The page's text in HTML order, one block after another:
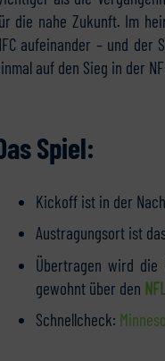
die nahe Zukunft. Im
aufeinander – und der
auf den Sieg in der
Spiel:
Kickoff ist in der
Austragungsort ist
Übertragen wird
gewohnt über den
Schnellcheck: